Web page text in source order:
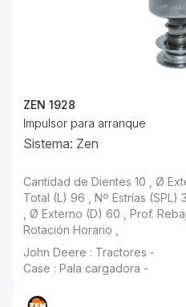
ZEN 1928
Impulsor para arranque
Sistema: Zen
Cantidad de Dientes 10 , Ø
Total (L) 96 , Nº Estrías (SPL)
, Ø Externo (D) 60 , Prof.
Rotación Horario ,
John Deere : Tractores -
Case : Pala cargadora -